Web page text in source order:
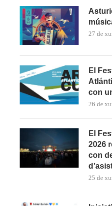
27 de
El
con
26 de
El
2026
con
25 de